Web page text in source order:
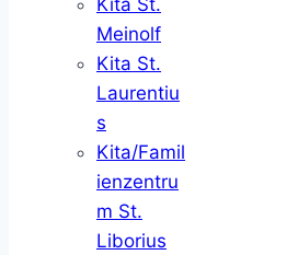
Kita St.
Meinolf
Kita St.
Laurentiu
s
Kita/Famil
ienzentru
m St.
Liborius